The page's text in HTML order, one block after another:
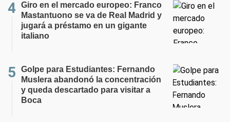
Giro en el mercado europeo: Franco
Mastantuono se va de Real Madrid y
jugará a préstamo en un gigante
italiano
Golpe para Estudiantes: Fernando
Muslera abandonó la concentración
y queda descartado para visitar a
Boca